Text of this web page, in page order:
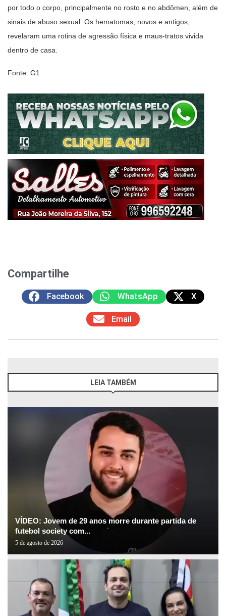
por todo o corpo, principalmente no rosto e no abdômen, além de
sinais de abuso sexual. Os hematomas, novos e antigos,
revelaram uma rotina de agressão física e maus-tratos vivida
dentro de casa.
Fonte: G1
Compartilhe
Facebook WhatsApp X
Email
LEIA TAMBÉM
VÍDEO: Jovem de 29 anos morre durante partida de
futebol society com...
5 de agosto de 2026